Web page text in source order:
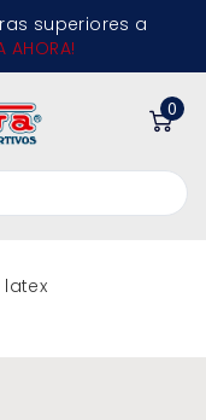
superiores a
AHORA!
0